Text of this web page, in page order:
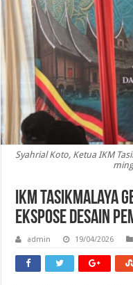
Syahrial Koto, Ketua IKM
IKM Tasikmalaya
Ekspose Desain
admin 19/04/2026